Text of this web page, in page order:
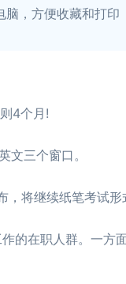
脑，方便收藏和打印
4个月!
三个窗口。
继续纸笔考试形
在职人群。一方